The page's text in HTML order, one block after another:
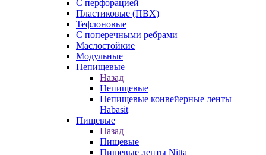
С перфорацией
Пластиковые (ПВХ)
Тефлоновые
С поперечными ребрами
Маслостойкие
Модульные
Непищевые
Назад
Непищевые
Непищевые конвейерные ленты
Habasit
Пищевые
Назад
Пищевые
Пищевые ленты Nitta